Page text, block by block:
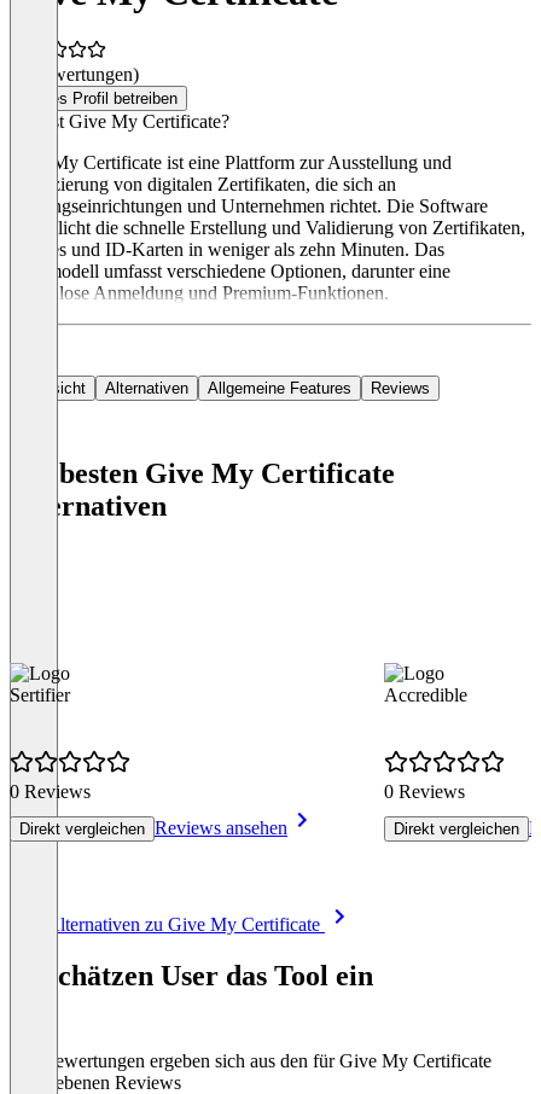
(0 Bewertungen)
Dieses Profil betreiben
Was ist Give My Certificate?
Give My Certificate ist eine Plattform zur Ausstellung und
Verifizierung von digitalen Zertifikaten, die sich an
Bildungseinrichtungen und Unternehmen richtet. Die Software
ermöglicht die schnelle Erstellung und Validierung von Zertifikaten,
Badges und ID-Karten in weniger als zehn Minuten. Das
Preismodell umfasst verschiedene Optionen, darunter eine
kostenlose Anmeldung und Premium-Funktionen.
Übersicht Alternativen Allgemeine Features Reviews
Die besten Give My Certificate
Alternativen
Sertifier
0 Reviews
Direkt vergleichen Reviews ansehen
Accredible
0 Reviews
Direkt vergleichen
Alle Alternativen zu Give My Certificate
So schätzen User das Tool ein
Die Bewertungen ergeben sich aus den für Give My Certificate
abgegebenen Reviews